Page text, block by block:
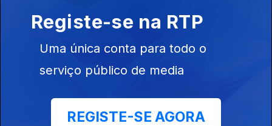
14h00 Edição Susana Lemos
07 ago. 2026
13h00 Edição Susana Lemos
Registe-se na RTP
Uma única conta para todo o
serviço público de media
REGISTE-SE AGORA